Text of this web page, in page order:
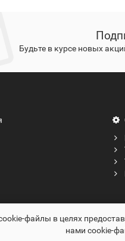
Будьте в курсе новых
2012-2026
файлы в целях
нами cookie-